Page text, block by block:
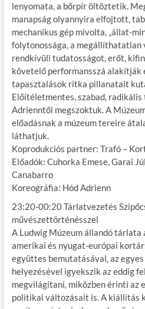
lenyomata, a bőrpír öltöztetik.
manapság olyannyira elfojtott,
mechanikus gép mivolta, „állat-
folytonossága, a megállíthatatlan
rendkívüli tudatosságot, erőt,
követelő performansszá alakítják
tapasztalások ritka pillanatait
Előítéletmentes, szabad,
Adrienntől megszoktuk. A
előadásnak a múzeum tereire
láthatjuk.
Koprodukciós partner: Trafó –
Előadók: Cuhorka Emese, Garai
Canabarro
Koreográfia: Hód Adrienn
23:20-00:20 Tárlatvezetés
művészettörténésszel
A Ludwig Múzeum állandó
amerikai és nyugat-európai
együttes bemutatásával, az
helyezésével igyekszik az eddig
megvilágítani, miközben érinti az
politikai változásait is. A kiállítás